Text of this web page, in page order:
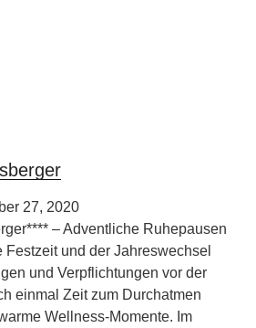
27, 2020
– Adventliche Ruhepausen
Festzeit und der Jahreswechsel
und Verpflichtungen vor der
einmal Zeit zum Durchatmen
Wellness-Momente. Im